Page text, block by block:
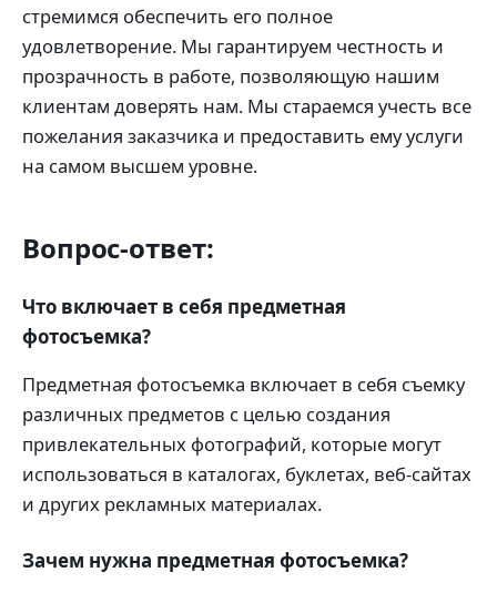
стремимся обеспечить его полное
удовлетворение. Мы гарантируем честность и
прозрачность в работе, позволяющую нашим
клиентам доверять нам. Мы стараемся учесть все
пожелания заказчика и предоставить ему услуги
на самом высшем уровне.
Вопрос-ответ:
Что включает в себя предметная
фотосъемка?
Предметная фотосъемка включает в себя съемку
различных предметов с целью создания
привлекательных фотографий, которые могут
использоваться в каталогах, буклетах, веб-сайтах
и других рекламных материалах.
Зачем нужна предметная фотосъемка?